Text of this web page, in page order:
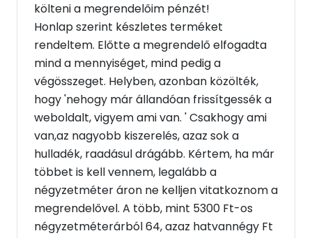
költeni a megrendelőim pénzét!
Honlap szerint készletes terméket
rendeltem. Előtte a megrendelő elfogadta
mind a mennyiséget, mind pedig a
végösszeget. Helyben, azonban közölték,
hogy 'nehogy már állandóan frissítgessék a
weboldalt, vigyem ami van. ' Csakhogy ami
van,az nagyobb kiszerelés, azaz sok a
hulladék, raadásul drágább. Kértem, ha már
többet is kell vennem, legalább a
négyzetméter áron ne kelljen vitatkoznom a
megrendelővel. A több, mint 5300 Ft-os
négyzetméterárból 64, azaz hatvannégy Ft